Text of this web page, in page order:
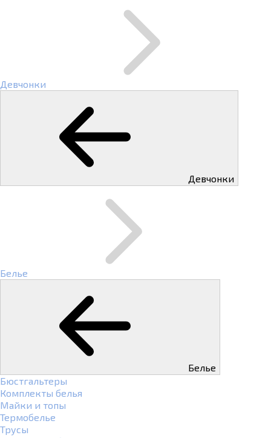
Девчонки
Девчонки
Белье
Белье
Бюстгальтеры
Комплекты белья
Майки и топы
Термобелье
Трусы